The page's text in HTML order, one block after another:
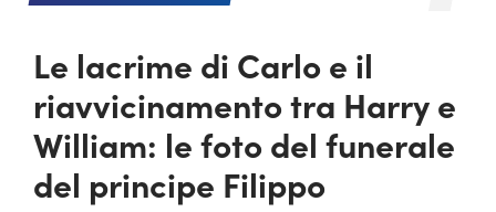
Le lacrime di Carlo e il
riavvicinamento tra Harry e
William: le foto del funerale
del principe Filippo